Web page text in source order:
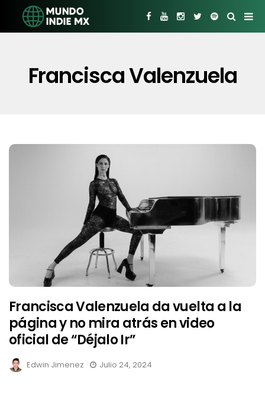
Francisca Valenzuela
Francisca Valenzuela da vuelta a la
página y no mira atrás en video
oficial de “Déjalo Ir”
Edwin Jimenez Julio 24, 2024